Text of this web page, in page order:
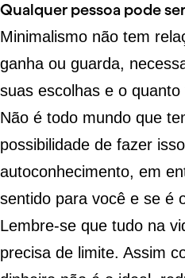
Qualquer pessoa pode
Minimalismo não tem
ganha ou guarda,
suas escolhas e o
Não é todo mundo que
possibilidade de fazer
autoconhecimento, em
sentido para você e se é
Lembre-se que tudo na
precisa de limite. Assim